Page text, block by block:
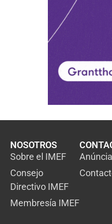
NOSOTROS
Sobre el IMEF
Consejo
Directivo IMEF
Membresía IMEF